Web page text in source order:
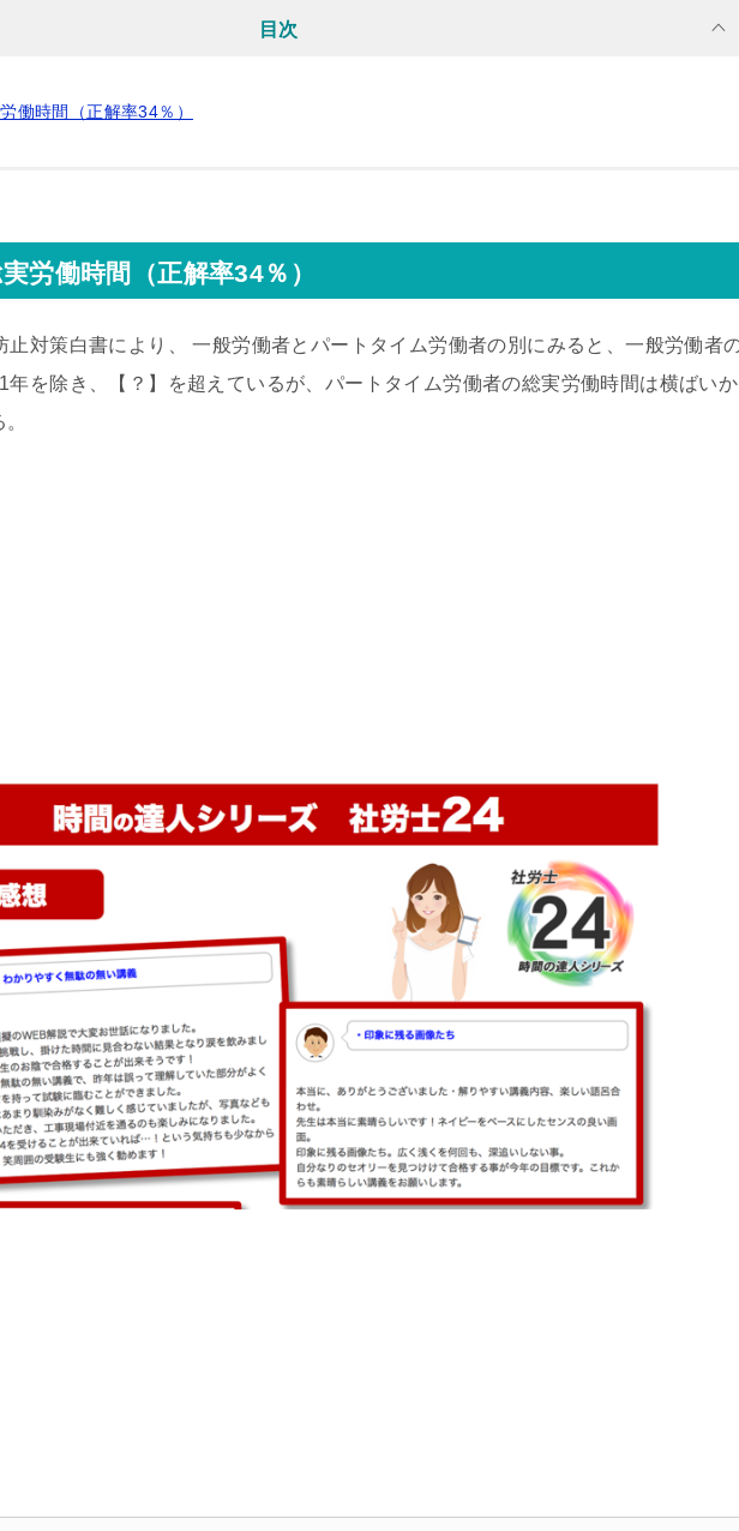
目次
働時間（正解率34％）
労働時間（正解率34％）
止対策白書により、 一般労働者とパートタイム労働者の別にみると、一般労働者
年を除き、【？】を超えているが、パートタイム労働者の総実労働時間は横ばいか